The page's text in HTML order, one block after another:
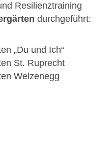
Resilienztraining
durchgeführt:
„Du und Ich“
St. Ruprecht
Welzenegg